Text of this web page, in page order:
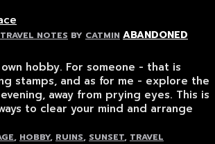
TRAVEL NOTES BY CATMIN ABANDONED
hobby. For someone - that is
stamps, and as for me - explore the
away from prying eyes. This is
to clear your mind and arrange
, HOBBY, RUINS, SUNSET, TRAVEL